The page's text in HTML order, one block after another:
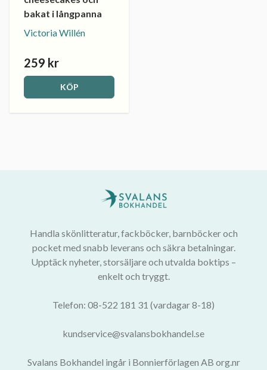
bakat i långpanna
Victoria Willén
259 kr
KÖP
Handla skönlitteratur, fackböcker, barnböcker och
pocket med snabb leverans och säkra betalningar.
Upptäck nyheter, storsäljare och utvalda boktips –
enkelt och tryggt.
Telefon: 08-522 181 31 (vardagar 8-18)
kundservice@svalansbokhandel.se
Svalans Bokhandel ingår i Bonnierförlagen AB org.nr